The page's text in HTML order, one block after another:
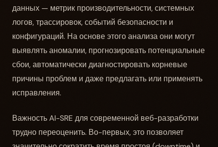
данных — метрик производительности, системных
логов, трассировок, событий безопасности и
конфигураций. На основе этого анализа они могут
выявлять аномалии, прогнозировать потенциальные
сбои, автоматически диагностировать корневые
причины проблем и даже предлагать или применять
исправления.
Важность AI-SRE для современной веб-разработки
трудно переоценить. Во-первых, это позволяет